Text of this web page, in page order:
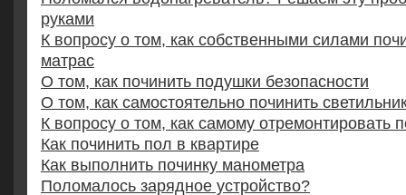
руками
К вопросу о том, как собственными силами
матрас
О том, как починить подушки безопасности
О том, как самостоятельно починить
К вопросу о том, как самому отремонтировать
Как починить пол в квартире
Как выполнить починку манометра
Поломалось зарядное устройство?